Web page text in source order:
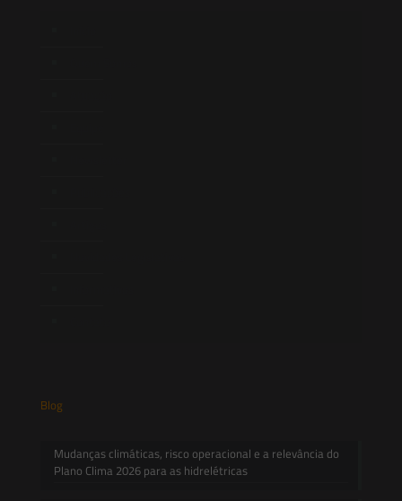
Blog
Mudanças climáticas, risco operacional e a relevância do
Plano Clima 2026 para as hidrelétricas